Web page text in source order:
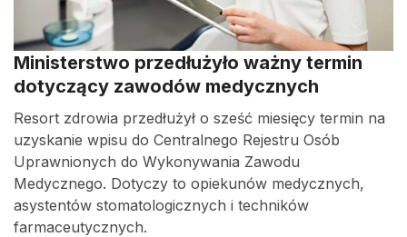
Ministerstwo przedłużyło ważny termin
dotyczący zawodów medycznych
Resort zdrowia przedłużył o sześć miesięcy termin na
uzyskanie wpisu do Centralnego Rejestru Osób
Uprawnionych do Wykonywania Zawodu
Medycznego. Dotyczy to opiekunów medycznych,
asystentów stomatologicznych i techników
farmaceutycznych.